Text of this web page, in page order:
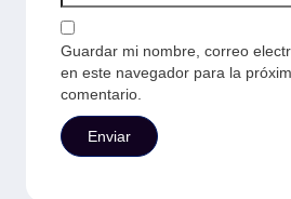
Guardar mi nombre, correo
en este navegador para la
comentario.